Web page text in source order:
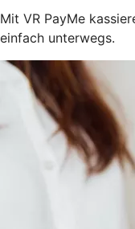
Mit VR PayMe
einfach unterwegs.